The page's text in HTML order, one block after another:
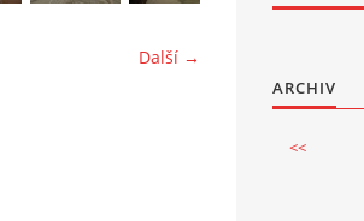
Další →
ARCHIV
<<